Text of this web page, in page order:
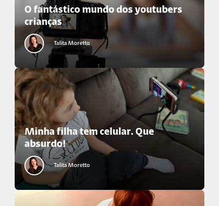
O fantástico mundo dos youtubers
crianças
Talita Moretto
Minha filha tem celular. Que
absurdo!
Talita Moretto